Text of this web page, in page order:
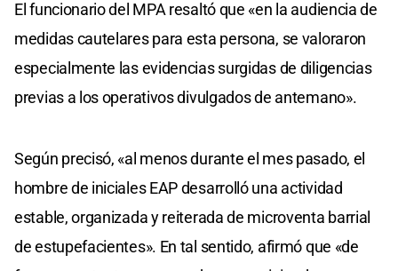
El funcionario del MPA resaltó que «en la audiencia de
medidas cautelares para esta persona, se valoraron
especialmente las evidencias surgidas de diligencias
previas a los operativos divulgados de antemano».
Según precisó, «al menos durante el mes pasado, el
hombre de iniciales EAP desarrolló una actividad
estable, organizada y reiterada de microventa barrial
de estupefacientes». En tal sentido, afirmó que «de